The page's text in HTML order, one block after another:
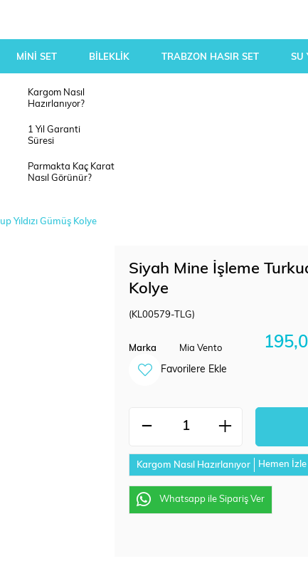
MİNİ SET BİLEKLİK TRABZON HASIR SET SU
Kargom Nasıl
Hazırlanıyor?
1 Yıl Garanti
Süresi
Parmakta Kaç Karat
Nasıl Görünür?
Yıldızı Gümüş Kolye
Siyah Mine İşleme
Kolye
(KL00579-TLG)
Marka Mia Vento
Favorilere Ekle
Kargom Nasıl Hazırlanıyor Hemen İzle
Whatsapp ile Sipariş Ver